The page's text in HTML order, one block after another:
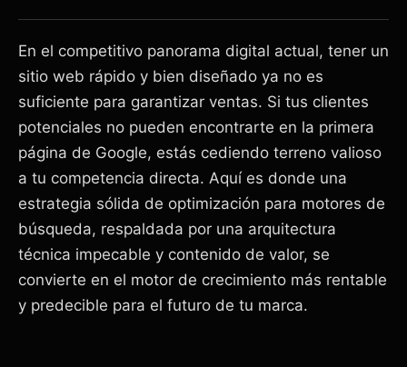
En el competitivo panorama digital actual, tener un
sitio web rápido y bien diseñado ya no es
suficiente para garantizar ventas. Si tus clientes
potenciales no pueden encontrarte en la primera
página de Google, estás cediendo terreno valioso
a tu competencia directa. Aquí es donde una
estrategia sólida de optimización para motores de
búsqueda, respaldada por una arquitectura
técnica impecable y contenido de valor, se
convierte en el motor de crecimiento más rentable
y predecible para el futuro de tu marca.